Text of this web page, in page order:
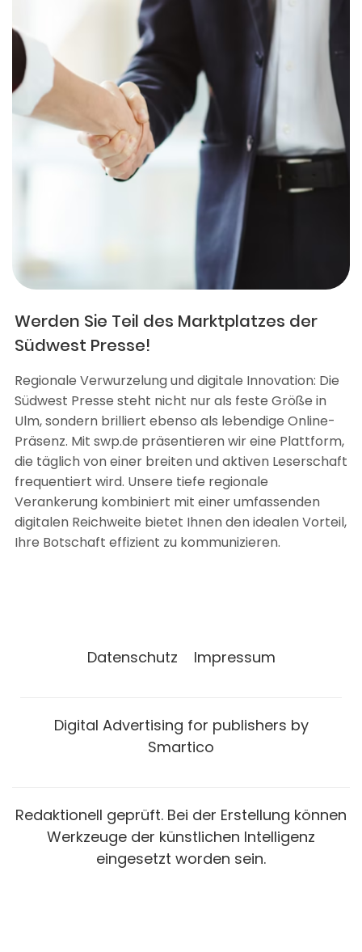
Werden Sie Teil des Marktplatzes der
Südwest Presse!
Regionale Verwurzelung und digitale Innovation: Die
Südwest Presse steht nicht nur als feste Größe in
Ulm, sondern brilliert ebenso als lebendige Online-
Präsenz. Mit swp.de präsentieren wir eine Plattform,
die täglich von einer breiten und aktiven Leserschaft
frequentiert wird. Unsere tiefe regionale
Verankerung kombiniert mit einer umfassenden
digitalen Reichweite bietet Ihnen den idealen Vorteil,
Ihre Botschaft effizient zu kommunizieren.
Datenschutz Impressum
Digital Advertising for publishers by
Smartico
Redaktionell geprüft. Bei der Erstellung können
Werkzeuge der künstlichen Intelligenz
eingesetzt worden sein.